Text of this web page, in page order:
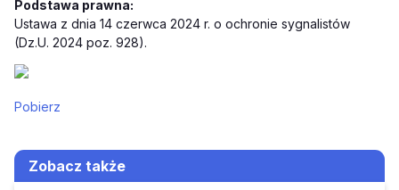
Podstawa prawna:
Ustawa z dnia 14 czerwca 2024 r. o ochronie sygnalistów
(Dz.U. 2024 poz. 928).
Pobierz
Zobacz także